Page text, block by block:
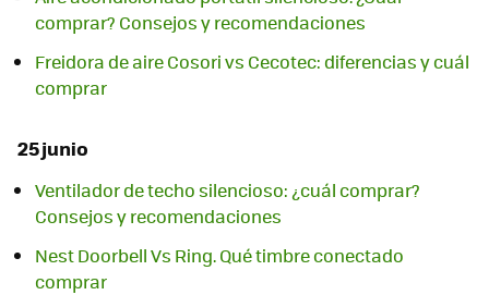
comprar? Consejos y recomendaciones
Freidora de aire Cosori vs Cecotec: diferencias y cuál
comprar
25 junio
Ventilador de techo silencioso: ¿cuál comprar?
Consejos y recomendaciones
Nest Doorbell Vs Ring. Qué timbre conectado
comprar